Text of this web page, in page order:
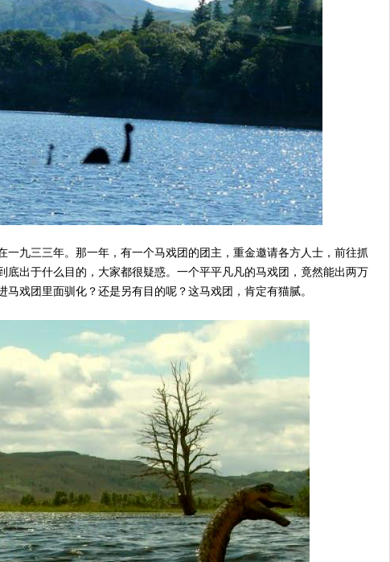
一九三三年。那一年，有一个马戏团的团主，重金邀请各方人士，前往抓
底出于什么目的，大家都很疑惑。一个平平凡凡的马戏团，竟然能出两万
马戏团里面驯化？还是另有目的呢？这马戏团，肯定有猫腻。